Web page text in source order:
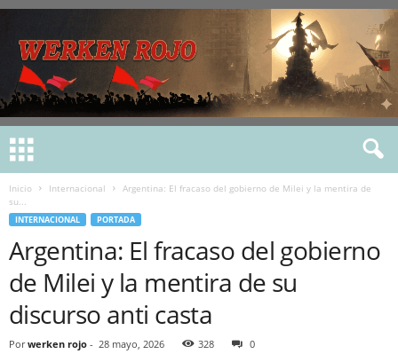
Inicio Internacional
Argentina: El fracaso del gobierno de Milei y la mentira de
su...
INTERNACIONAL PORTADA
Argentina: El fracaso del gobierno
de Milei y la mentira de su
discurso anti casta
Por werken rojo - 28 mayo, 2026 328 0